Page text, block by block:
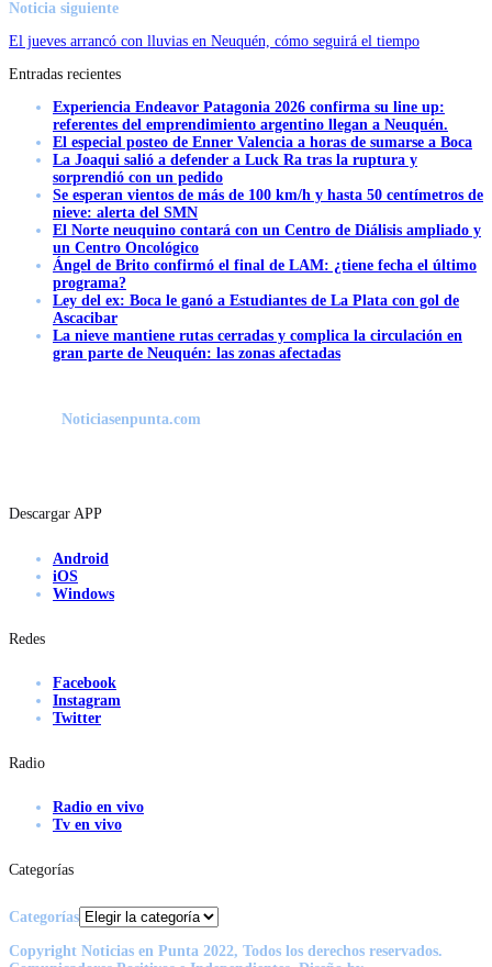
Noticia siguiente
El jueves arrancó con lluvias en Neuquén, cómo seguirá el tiempo
Entradas recientes
Experiencia Endeavor Patagonia 2026 confirma su line up:
referentes del emprendimiento argentino llegan a Neuquén.
El especial posteo de Enner Valencia a horas de sumarse a Boca
La Joaqui salió a defender a Luck Ra tras la ruptura y
sorprendió con un pedido
Se esperan vientos de más de 100 km/h y hasta 50 centímetros de
nieve: alerta del SMN
El Norte neuquino contará con un Centro de Diálisis ampliado y
un Centro Oncológico
Ángel de Brito confirmó el final de LAM: ¿tiene fecha el último
programa?
Ley del ex: Boca le ganó a Estudiantes de La Plata con gol de
Ascacibar
La nieve mantiene rutas cerradas y complica la circulación en
gran parte de Neuquén: las zonas afectadas
Noticiasenpunta.com
Descargar APP
Android
iOS
Windows
Redes
Facebook
Instagram
Twitter
Radio
Radio en vivo
Tv en vivo
Categorías
Categorías
Copyright Noticias en Punta 2022, Todos los derechos reservados.